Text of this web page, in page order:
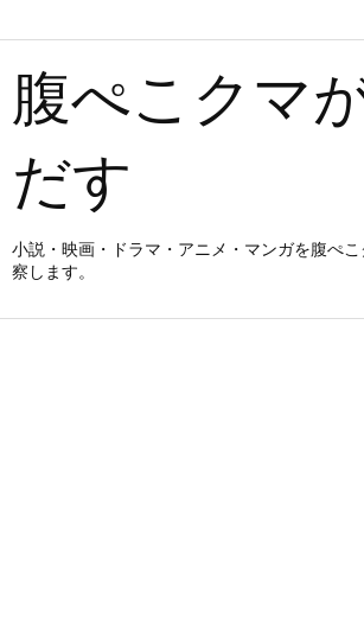
腹ぺこクマ
だす
小説・映画・ドラマ・アニメ・マンガを腹ぺ
察します。